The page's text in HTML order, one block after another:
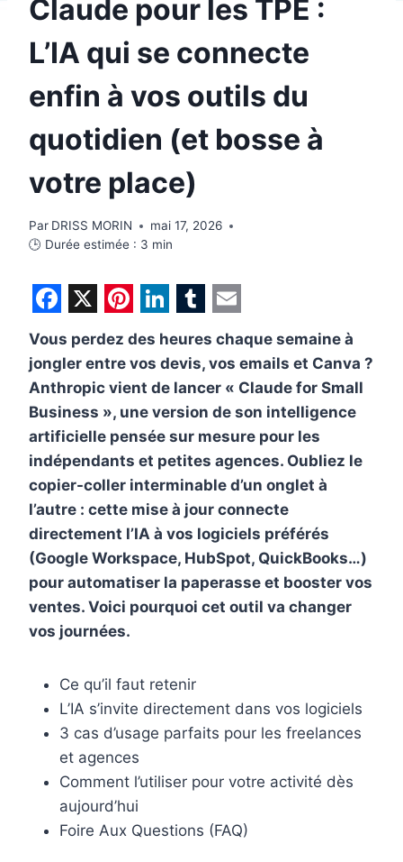
Claude pour les TPE :
L’IA qui se connecte
enfin à vos outils du
quotidien (et bosse à
votre place)
Par DRISS MORIN
mai 17, 2026
🕒 Durée estimée : 3 min
F
a
c
e
b
o
o
k
X P
i
n
t
e
r
e
s
t
L
i
n
k
e
d
I
n
T
u
m
b
l
r
E
m
a
i
l
Vous perdez des heures chaque semaine à
jongler entre vos devis, vos emails et Canva ?
Anthropic vient de lancer « Claude for Small
Business », une version de son intelligence
artificielle pensée sur mesure pour les
indépendants et petites agences. Oubliez le
copier-coller interminable d’un onglet à
l’autre : cette mise à jour connecte
directement l’IA à vos logiciels préférés
(Google Workspace, HubSpot, QuickBooks…)
pour automatiser la paperasse et booster vos
ventes. Voici pourquoi cet outil va changer
vos journées.
Ce qu’il faut retenir
L’IA s’invite directement dans vos logiciels
3 cas d’usage parfaits pour les freelances
et agences
Comment l’utiliser pour votre activité dès
aujourd’hui
Foire Aux Questions (FAQ)